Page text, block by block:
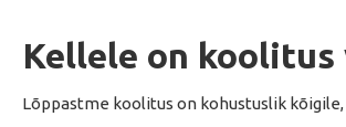
Kellele on koolitus
Lõppastme koolitus on kohustuslik